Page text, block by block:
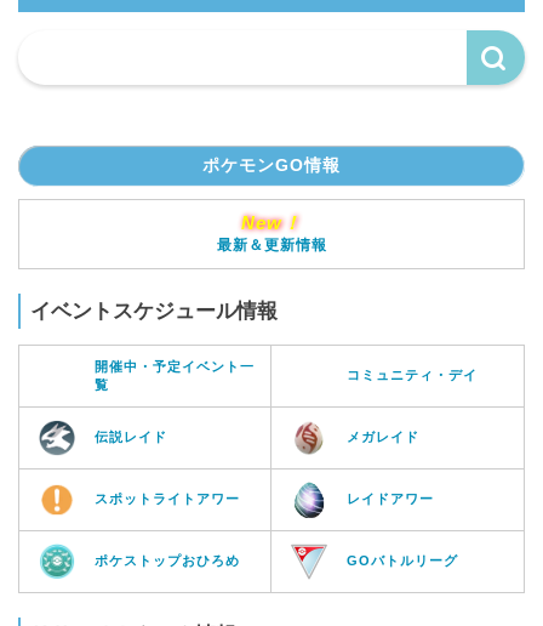
ポケモンGO情報
New！
最新＆更新情報
イベントスケジュール情報
開催中・予定イベント一
覧
コミュニティ・デイ
伝説レイド メガレイド
スポットライトアワー レイドアワー
ポケストップおひろめ GOバトルリーグ